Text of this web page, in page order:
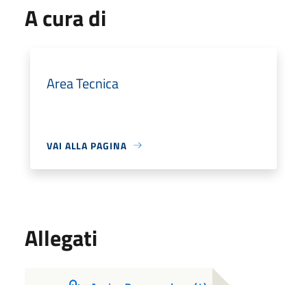
A cura di
Area Tecnica
VAI ALLA PAGINA
Allegati